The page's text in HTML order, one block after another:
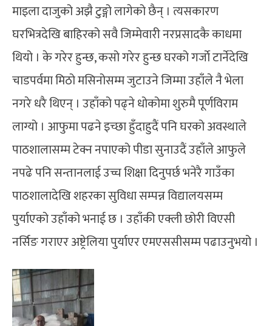
माइला दाजुको अझै टुङ्गो लागेको छैन् । त्यसकारण
घरभित्रदेखि बाहिरको सवै जिम्मेवारी नरप्रसादकै काधमा
थियो । के गरेर हुन्छ, कसो गरेर हुन्छ घरको गर्जाे टार्नेदेखि
चाडपर्वमा मिठो मसिनोसम्म जुटाउने जिम्मा उहाँले नै भेला
नगरे धरै थिएन् । उहाँको पढ्ने धोकोमा शुरुमै पूर्णविराम
लाग्यो । आफुमा पढने इच्छा हुँदाहुदैं पनि घरको अवस्थाले
पाठशालासम्म टेक्न नपाएको पीडा सुनाउदैं उहाँले आफुले
नपढे पनि सन्तानलाई उच्च शिक्षा दिनुपर्छ भनेरै गाउँका
पाठशालादेखि शहरका सुविधा सम्पन्न विद्यालयसम्म
पुर्याएको उहाँको भनाई छ । उहाँकी एक्ली छोरी विएसी
नर्सिङ गराएर अष्ट्रेलिया पुर्याएर एमएससीसम्म पढाउनुभयो ।